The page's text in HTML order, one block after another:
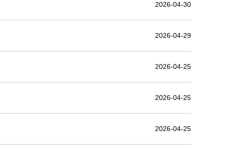
2026-04-30
2026-04-29
2026-04-25
2026-04-25
2026-04-25